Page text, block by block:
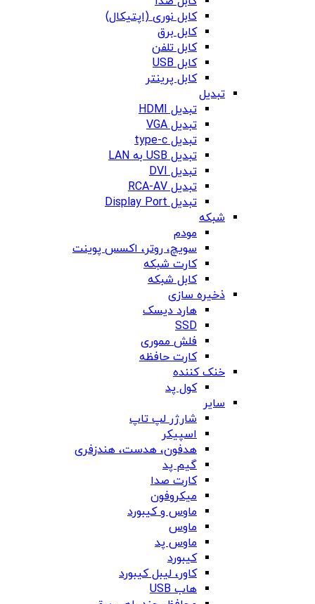
کابل نوری (اپتیکال)
کابل برق
کابل تلفن
کابل USB
کابل پرینتر
تبدیل
تبدیل HDMI
تبدیل VGA
تبدیل type-c
تبدیل USB به LAN
تبدیل DVI
تبدیل RCA-AV
تبدیل Display Port
شبکه
مودم
سویچ، روتر، اکسس پوینت
کارت شبکه
کابل شبکه
ذخیره سازی
هارد دیسک
SSD
فلش مموری
کارت حافظه
خنک کننده
کول پد
سایر
شارژر لپ تاپ
اسپیکر
هدفون، هدست، هندزفری
گیم پد
کارت صدا
میکروفون
ماوس و کیبورد
ماوس
ماوس پد
کیبورد
کاور، لیبل کیبورد
هاب USB